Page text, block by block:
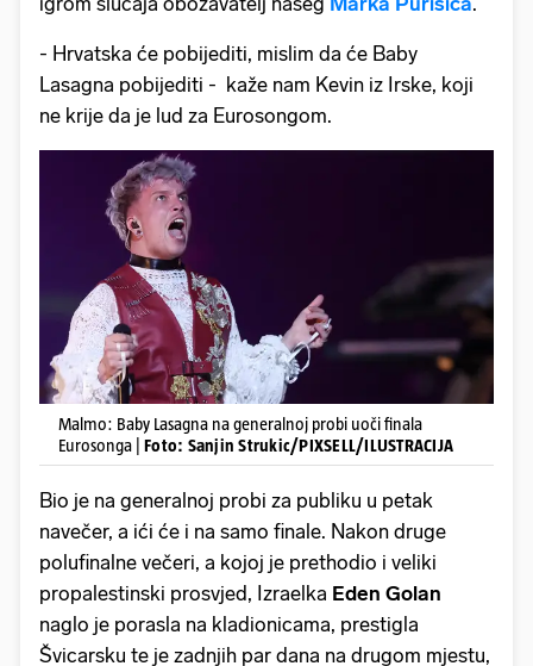
- Hrvatska će pobijediti, mislim da će Baby
Lasagna pobijediti - kaže nam Kevin iz Irske, koji
ne krije da je lud za Eurosongom.
Malmo: Baby Lasagna na generalnoj probi uoči finala
Eurosonga | Foto: Sanjin Strukic/PIXSELL/ILUSTRACIJA
Bio je na generalnoj probi za publiku u petak
navečer, a ići će i na samo finale. Nakon druge
polufinalne večeri, a kojoj je prethodio i veliki
propalestinski prosvjed, Izraelka Eden Golan
naglo je porasla na kladionicama, prestigla
Švicarsku te je zadnjih par dana na drugom mjestu,